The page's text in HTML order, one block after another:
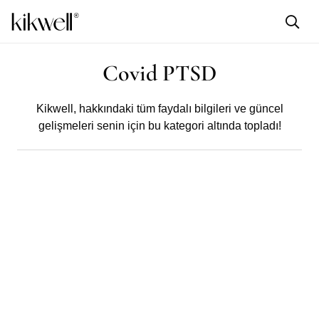
Covid PTSD
Kikwell, hakkındaki tüm faydalı bilgileri ve güncel
gelişmeleri senin için bu kategori altında topladı!